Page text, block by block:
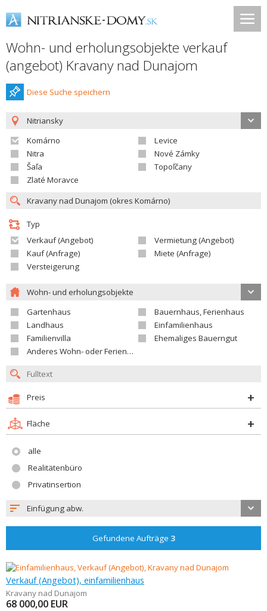
Wohn- und erholungsobjekte verkauf
(angebot) Kravany nad Dunajom
Diese Suche speichern
Nitriansky
Komárno
Levice
Nitra
Nové Zámky
Šaľa
Topoľčany
Zlaté Moravce
Typ
Verkauf (Angebot)
Vermietung (Angebot)
Kauf (Anfrage)
Miete (Anfrage)
Versteigerung
Wohn- und erholungsobjekte
Gartenhaus
Bauernhaus, Ferienhaus
Landhaus
Einfamilienhaus
Familienvilla
Ehemaliges Bauerngut
Anderes Wohn- oder Ferienobjekt
Preis
Fläche
alle
Realitätenbüro
Privatinsertion
Einfügung abw.
Gefundene Aufträge 3
Verkauf (Angebot), einfamilienhaus
Kravany nad Dunajom
68 000,00 EUR